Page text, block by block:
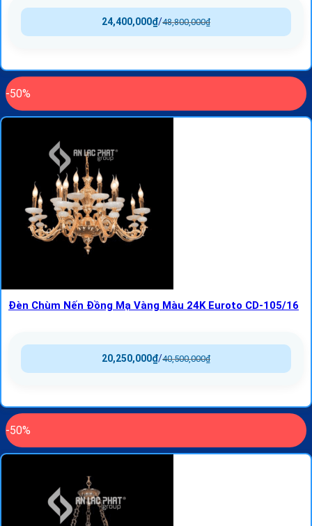
48,800,000₫
/
24,400,000₫
-50%
Đèn Chùm Nến Đồng Mạ Vàng Màu 24K Euroto CD-105/16
40,500,000₫
/
20,250,000₫
-50%